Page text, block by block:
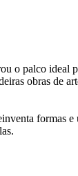
o palco ideal
obras de
formas